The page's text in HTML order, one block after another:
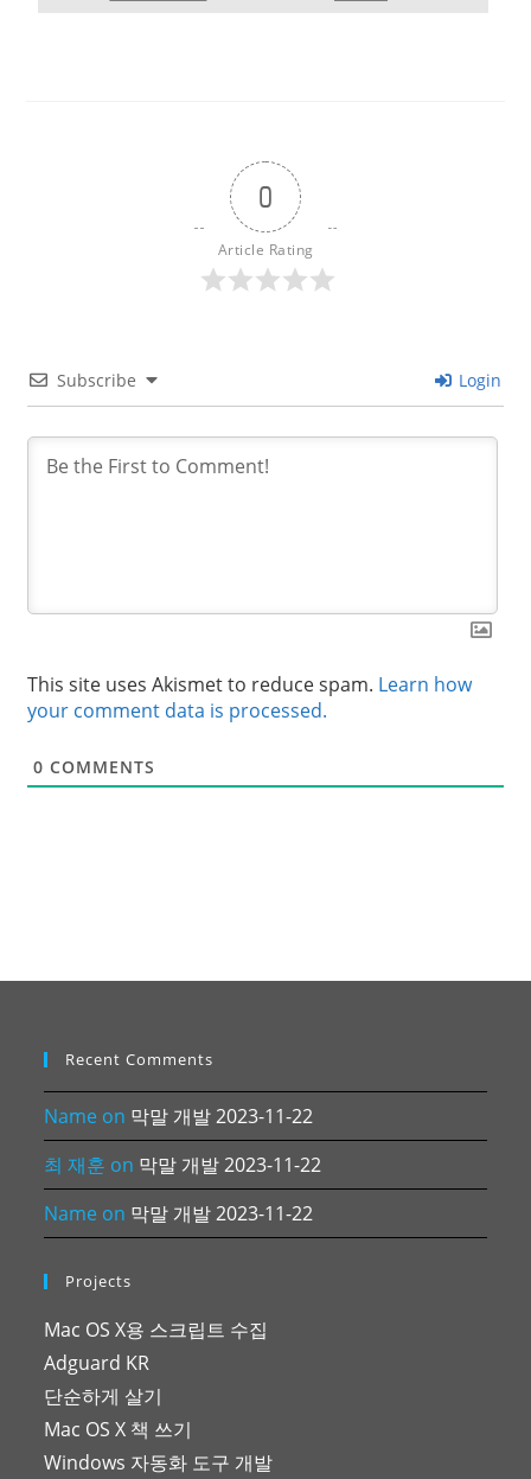
0
Article Rating
Subscribe Login
This site uses Akismet to reduce spam. Learn how
your comment data is processed.
0 COMMENTS
Recent Comments
Name on 막말 개발 2023-11-22
최 재훈 on 막말 개발 2023-11-22
Name on 막말 개발 2023-11-22
Projects
Mac OS X용 스크립트 수집
Adguard KR
단순하게 살기
Mac OS X 책 쓰기
Windows 자동화 도구 개발